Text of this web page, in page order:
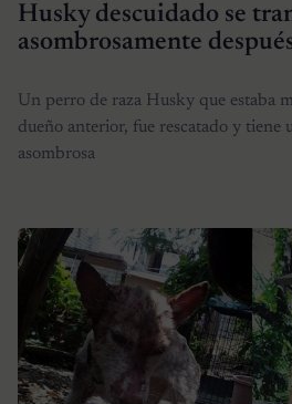
Husky descuidado se
asombrosamente
Un perro de raza Husky que estaba
dueño anterior, fue rescatado y tiene
asombrosa